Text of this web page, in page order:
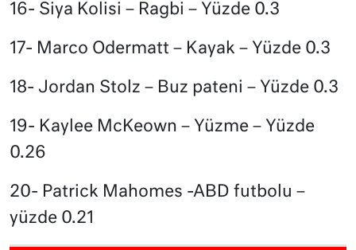
16- Siya Kolisi – Ragbi – Yüzde 0.3
17- Marco Odermatt – Kayak – Yüzde 0.3
18- Jordan Stolz – Buz pateni – Yüzde 0.3
19- Kaylee McKeown – Yüzme – Yüzde
0.26
20- Patrick Mahomes -ABD futbolu –
yüzde 0.21